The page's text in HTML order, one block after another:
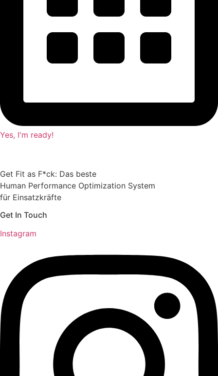
Yes, I'm ready!
Get Fit as F*ck: Das beste
Human Performance Optimization System
für Einsatzkräfte
Get In Touch
Instagram